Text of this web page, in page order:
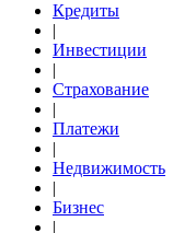
Кредиты
|
Инвестиции
|
Страхование
|
Платежи
|
Недвижимость
|
Бизнес
|